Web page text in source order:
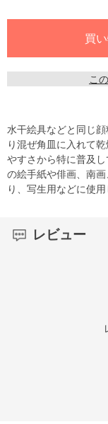
こ
水干絵具などと同じ
り混ぜ角皿に入れて
やすさから特に普及
の絵手紙や俳画、南
り、写生用などに使用
レビュー